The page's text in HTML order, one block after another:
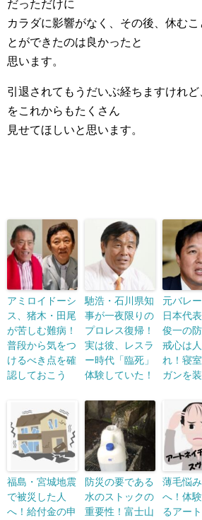
だっただけに
カラダに影響がなく、その後、休む
とができたのは良かったと
思います。
引退されてもうだいぶ経ちますけれ
をこれからもたくさん
見せてほしいと思います。
アミロイドーシ
ス、猪木・田尾
が苦しむ難病！
普段から気をつ
けるべき点を確
認しておこう
馳浩・石川県知
事が一夜限りの
プロレス復帰！
実は彼、レスラ
ー時代「臨死」
体験していた！
元バレ
日本代
俊一の
戒心は
れ！寝
ガンを装
福島・宮城地震
で被災した人
へ！給付金の申
防災の要である
水のストックの
重要性！富士山
薄毛悩
へ！体
るアー